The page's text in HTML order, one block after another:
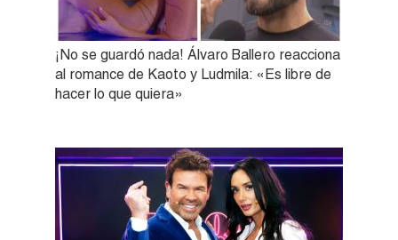
¡No se guardó nada! Álvaro Ballero reacciona
al romance de Kaoto y Ludmila: «Es libre de
hacer lo que quiera»